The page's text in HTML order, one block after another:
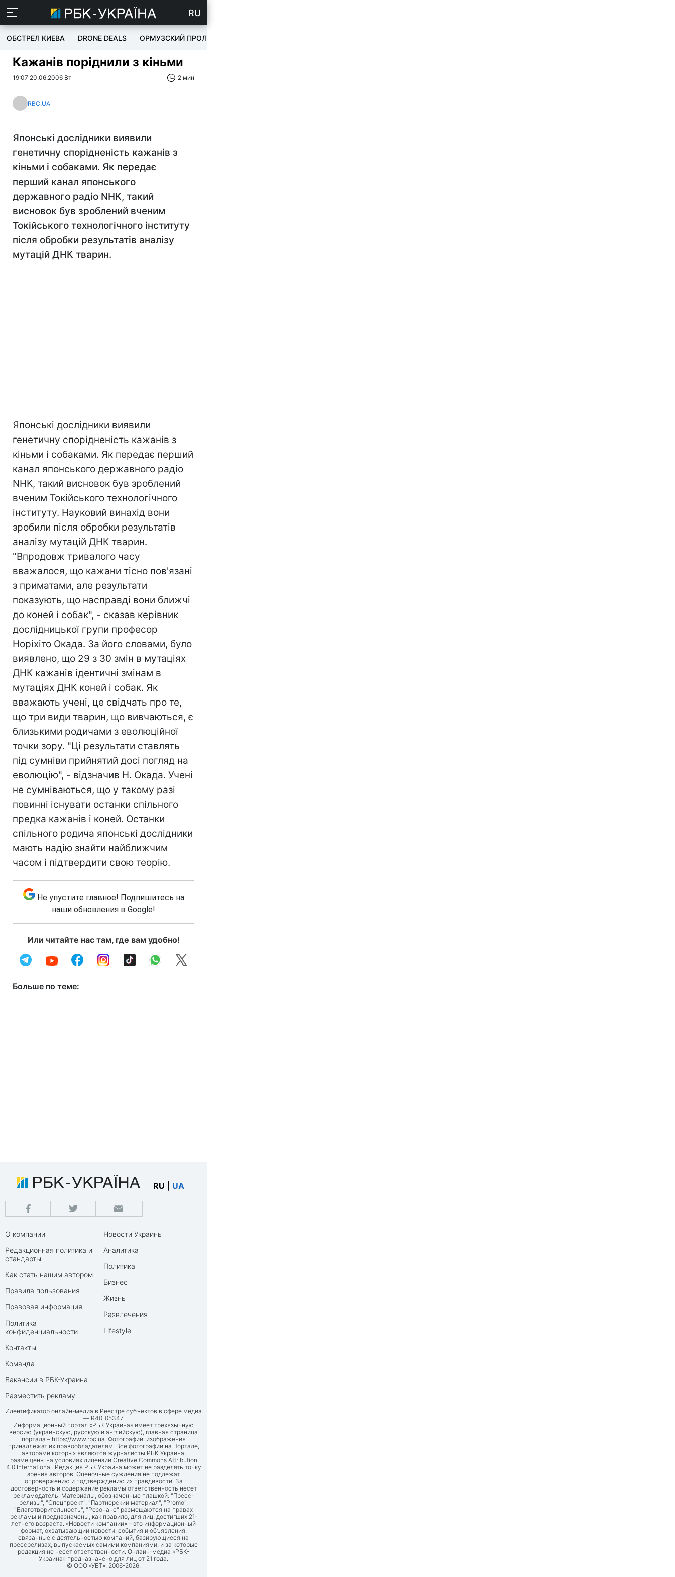
RU
ОБСТРЕЛ КИЕВА DRONE DEALS ОРМУЗСКИЙ ПРОЛИВ
Кажанів поріднили з кіньми
19:07 20.06.2006 Вт 2 мин
RBC.UA
Японські дослідники виявили
генетичну спорідненість кажанів з
кіньми і собаками. Як передає
перший канал японського
державного радіо NHK, такий
висновок був зроблений вченим
Токійського технологічного інституту
після обробки результатів аналізу
мутацій ДНК тварин.
Японські дослідники виявили
генетичну спорідненість кажанів з
кіньми і собаками. Як передає перший
канал японського державного радіо
NHK, такий висновок був зроблений
вченим Токійського технологічного
інституту. Науковий винахід вони
зробили після обробки результатів
аналізу мутацій ДНК тварин.
"Впродовж тривалого часу
вважалося, що кажани тісно пов'язані
з приматами, але результати
показують, що насправді вони ближчі
до коней і собак", - сказав керівник
дослідницької групи професор
Норіхіто Окада. За його словами, було
виявлено, що 29 з 30 змін в мутаціях
ДНК кажанів ідентичні змінам в
мутаціях ДНК коней і собак. Як
вважають учені, це свідчать про те,
що три види тварин, що вивчаються, є
близькими родичами з еволюційної
точки зору. "Ці результати ставлять
під сумніви прийнятий досі погляд на
еволюцію", - відзначив Н. Окада. Учені
не сумніваються, що у такому разі
повинні існувати останки спільного
предка кажанів і коней. Останки
спільного родича японські дослідники
мають надію знайти найближчим
часом і підтвердити свою теорію.
Не упустите главное! Подпишитесь на
наши обновления в Google!
Или читайте нас там, где вам удобно!
Больше по теме:
RU UA
О компании
Редакционная политика и
стандарты
Как стать нашим автором
Правила пользования
Правовая информация
Политика
конфиденциальности
Контакты
Команда
Вакансии в РБК-Украина
Разместить рекламу
Новости Украины
Аналитика
Политика
Бизнес
Жизнь
Развлечения
Lifestyle
Идентификатор онлайн-медиа в Реестре субъектов в сфере медиа
— R40-05347
Информационный портал «РБК-Украина» имеет трехязычную
версию (украинскую, русскую и английскую), главная страница
портала – https://www.rbc.ua. Фотографии, изображения
принадлежат их правообладателям. Все фотографии на Портале,
авторами которых являются журналисты РБК-Украина,
размещены на условиях лицензии Creative Commons Attribution
4.0 International. Редакция РБК-Украина может не разделять точку
зрения авторов. Оценочные суждения не подлежат
опровержению и подтверждению их правдивости. За
достоверность и содержание рекламы ответственность несет
рекламодатель. Материалы, обозначенные плашкой: "Пресс-
релизы", "Спецпроект", "Партнерский материал", "Promo",
"Благотворительность", "Резонанс" размещаются на правах
рекламы и предназначены, как правило, для лиц, достигших 21-
летнего возраста. «Новости компании» – это информационный
формат, охватывающий новости, события и объявления,
связанные с деятельностью компаний, базирующиеся на
прессрелизах, выпускаемых самими компаниями, и за которые
редакция не несет ответственности. Онлайн-медиа «РБК-
Украина» предназначено для лиц от 21 года.
© ООО «УБТ», 2006-2026.